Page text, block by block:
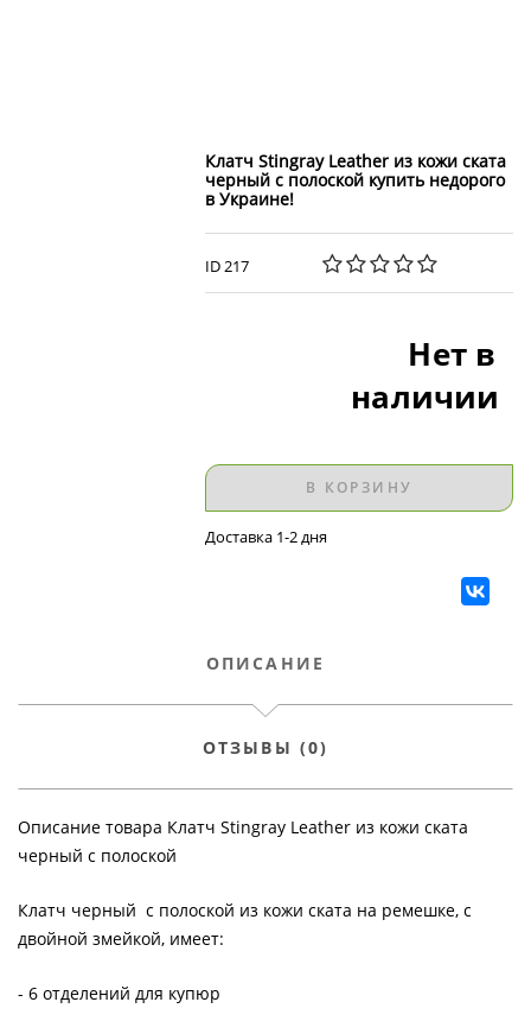
Клатч Stingray Leather из кожи ската
черный с полоской купить недорого
в Украине!
ID 217
Нет в
наличии
В КОРЗИНУ
Доставка 1-2 дня
ОПИСАНИЕ
ОТЗЫВЫ (0)
Описание товара Клатч Stingray Leather из кожи ската
черный с полоской
Клатч черный с полоской из кожи ската на ремешке, с
двойной змейкой, имеет:
- 6 отделений для купюр